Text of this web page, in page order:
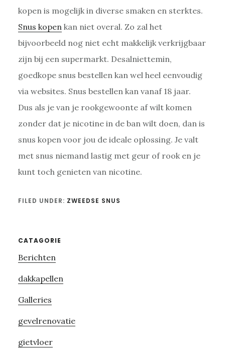
kopen is mogelijk in diverse smaken en sterktes.
Snus kopen kan niet overal. Zo zal het
bijvoorbeeld nog niet echt makkelijk verkrijgbaar
zijn bij een supermarkt. Desalniettemin,
goedkope snus bestellen kan wel heel eenvoudig
via websites. Snus bestellen kan vanaf 18 jaar.
Dus als je van je rookgewoonte af wilt komen
zonder dat je nicotine in de ban wilt doen, dan is
snus kopen voor jou de ideale oplossing. Je valt
met snus niemand lastig met geur of rook en je
kunt toch genieten van nicotine.
FILED UNDER: ZWEEDSE SNUS
Primary
Sidebar
CATAGORIE
Berichten
dakkapellen
Galleries
gevelrenovatie
gietvloer